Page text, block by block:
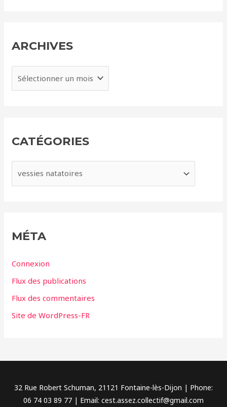
ARCHIVES
r
e
CATÉGORIES
a
r
MÉTA
Connexion
Flux des publications
Flux des commentaires
Site de WordPress-FR
32 Rue Robert Schuman, 21121 Fontaine-lès-Dijon | Phone:
06 74 03 89 77 | Email: cest.assez.collectif@gmail.com